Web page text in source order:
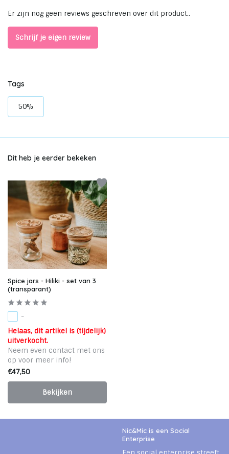
Er zijn nog geen reviews geschreven over dit product..
Schrijf je eigen review
Tags
50%
Dit heb je eerder bekeken
Spice jars - Hiliki - set van 3
(transparant)
-
Helaas, dit artikel is (tijdelijk)
uitverkocht.
Neem even contact met ons
op voor meer info!
€47,50
Bekijken
Nic&Mic is een Social
Enterprise